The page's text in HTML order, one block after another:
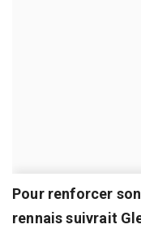
Pour renforcer
rennais suivrait